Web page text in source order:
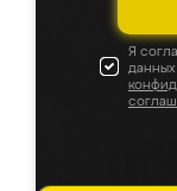
Я